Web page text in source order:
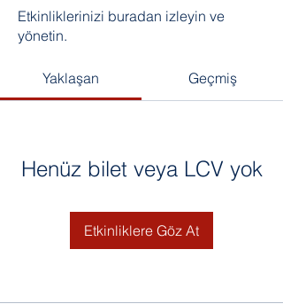
Etkinliklerinizi buradan izleyin ve
yönetin.
Yaklaşan Geçmiş
Henüz bilet veya LCV yok
Etkinliklere Göz At